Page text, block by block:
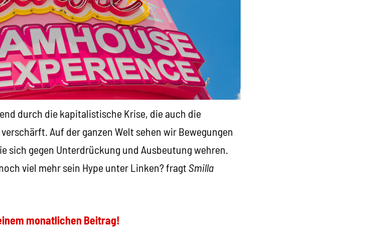
durch die kapitalistische Krise, die auch die
Auf der ganzen Welt sehen wir Bewegungen
sich gegen Unterdrückung und Ausbeutung wehren.
viel mehr sein Hype unter Linken? fragt Smilla
monatlichen Beitrag!